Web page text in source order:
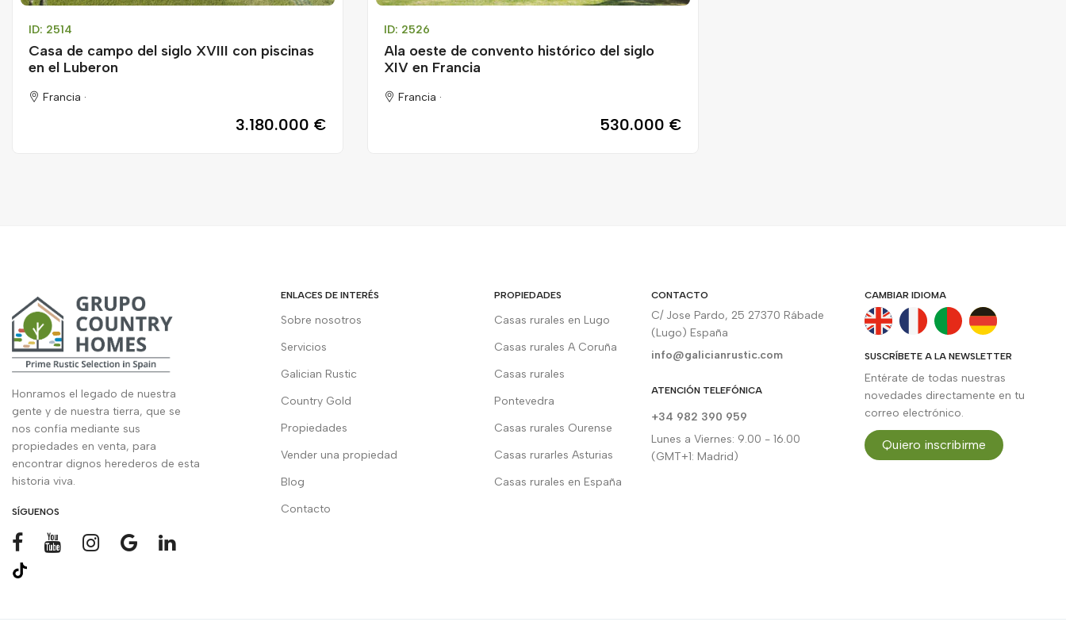
ID: 2514
Casa de campo del siglo XVIII con piscinas
en el Luberon
Francia ·
3.180.000 €
ID: 2526
Ala oeste de convento histórico del siglo
XIV en Francia
Francia ·
530.000 €
Honramos el legado de nuestra
gente y de nuestra tierra, que se
nos confía mediante sus
propiedades en venta, para
encontrar dignos herederos de esta
historia viva.
SÍGUENOS
ENLACES DE INTERÉS
Sobre nosotros
Servicios
Galician Rustic
Country Gold
Propiedades
Vender una propiedad
Blog
Contacto
PROPIEDADES
Casas rurales en Lugo
Casas rurales A Coruña
Casas rurales
Pontevedra
Casas rurales Ourense
Casas rurarles Asturias
Casas rurales en España
CONTACTO
C/ Jose Pardo, 25 27370 Rábade
(Lugo) España
info@galicianrustic.com
ATENCIÓN TELEFÓNICA
+34 982 390 959
Lunes a Viernes: 9.00 - 16.00
(GMT+1: Madrid)
CAMBIAR IDIOMA
SUSCRÍBETE A LA NEWSLETTER
Entérate de todas nuestras
novedades directamente en tu
correo electrónico.
Quiero inscribirme